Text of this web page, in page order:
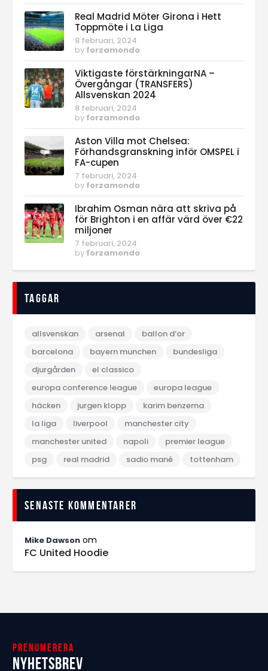
Real Madrid Möter Girona i Hett
Toppmöte i La Liga
8 februari, 2024
by forzamondo
Viktigaste förstärkningarNA –
Övergångar (TRANSFERS)
Allsvenskan 2024
8 februari, 2024
by forzamondo
Aston Villa mot Chelsea:
Förhandsgranskning inför OMSPEL i
FA-cupen
7 februari, 2024
by forzamondo
Ibrahim Osman nära att skriva på
för Brighton i en affär värd över €22
miljoner
7 februari, 2024
by forzamondo
Taggar
allsvenskan arsenal
ballon d‘or
barcelona
bayern munchen
bundesliga
djurgården
el classico
europa conference league
europa league
häcken
jurgen klopp
karim benzema
la liga
liverpool
manchester city
manchester united
napoli
premier league
psg
real madrid sadio mané tottenham
Senaste kommentarer
Mike Dawson om
FC United Hoodie
Prenumerera
Nyhetsbrev